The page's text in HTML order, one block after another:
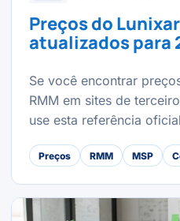
Preços do
atualizados para
Se você encontrar
RMM em sites de
use esta referência
Preços RMM MSP